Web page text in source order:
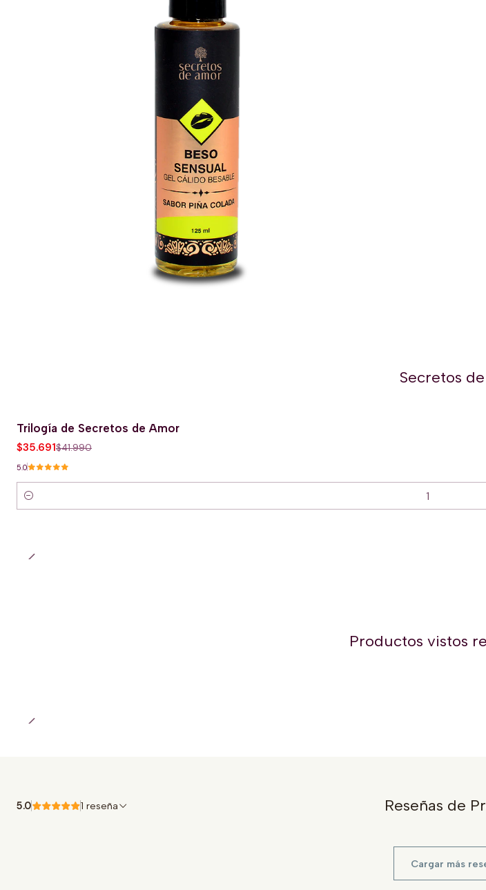
Secretos
-15% OFERTA HOT
Trilogía de Secretos de Amor
$35.691$41.990
5.0
Cantidad
Productos vistos
Reseñas de
5.0 1 reseña
Cargar más